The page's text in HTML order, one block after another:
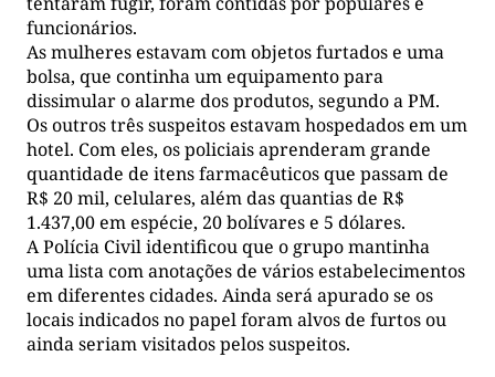
funcionários.
As mulheres estavam com objetos furtados e uma
bolsa, que continha um equipamento para
dissimular o alarme dos produtos, segundo a PM.
Os outros três suspeitos estavam hospedados em um
hotel. Com eles, os policiais aprenderam grande
quantidade de itens farmacêuticos que passam de
R$ 20 mil, celulares, além das quantias de R$
1.437,00 em espécie, 20 bolívares e 5 dólares.
A Polícia Civil identificou que o grupo mantinha
uma lista com anotações de vários estabelecimentos
em diferentes cidades. Ainda será apurado se os
locais indicados no papel foram alvos de furtos ou
ainda seriam visitados pelos suspeitos.